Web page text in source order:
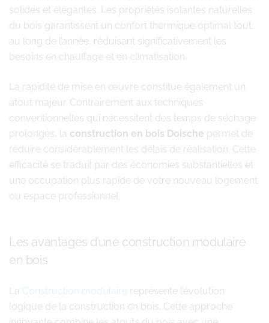
solides et élégantes. Les propriétés isolantes naturelles
du bois garantissent un confort thermique optimal tout
au long de l’année, réduisant significativement les
besoins en chauffage et en climatisation.
La rapidité de mise en œuvre constitue également un
atout majeur. Contrairement aux techniques
conventionnelles qui nécessitent des temps de séchage
prolongés, la construction en bois Doische permet de
réduire considérablement les délais de réalisation. Cette
efficacité se traduit par des économies substantielles et
une occupation plus rapide de votre nouveau logement
ou espace professionnel.
Les avantages d’une construction modulaire
en bois
La Construction modulaire représente l’évolution
logique de la construction en bois. Cette approche